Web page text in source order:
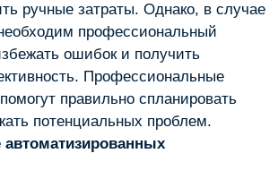
ручные затраты. Однако, в случае
профессиональный
ошибок и получить
Профессиональные
правильно спланировать
потенциальных проблем.
автоматизированных